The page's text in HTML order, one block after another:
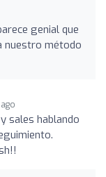
genial que
nuestro método
sales hablando